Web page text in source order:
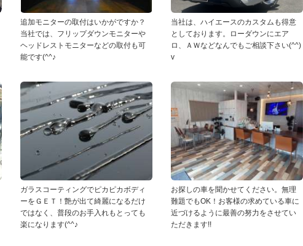
追加モニターの取付はいかがですか？
当社では、フリップダウンモニターや
ヘッドレストモニターなどの取付も可
能です(^^♪
当社は、ハイエースのカスタムも得意
としております。ローダウンにエア
ロ、ＡＷなどなんでもご相談下さい(^^)
v
ガラスコーティングでピカピカボディ
ーをＧＥＴ！艶が出て綺麗になるだけ
ではなく、普段のお手入れもとっても
楽になります(^^♪
お探しの車を聞かせてください。無理
難題でもOK！お客様の求めている車に
近づけるように最善の努力をさせてい
ただきます!!